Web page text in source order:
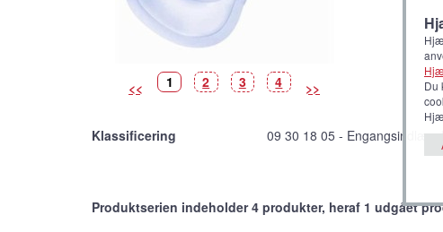
<< >>
Billede
1 (Vist
billede)
Billede
2 Billede
3 Billede
4
Klassificering 09 30 18 05 -
Produktserien indeholder 4 produkter, heraf 1 udgået
Du